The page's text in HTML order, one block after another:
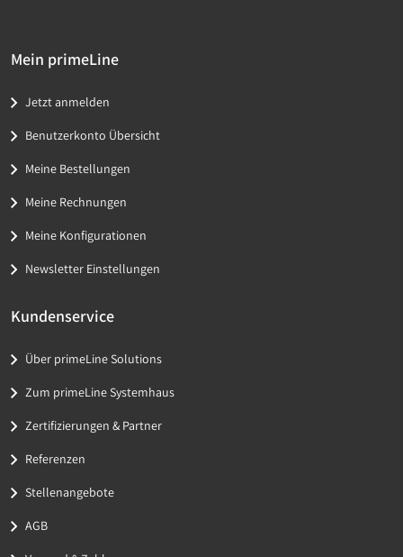
Mein primeLine
Jetzt anmelden
Benutzerkonto Übersicht
Meine Bestellungen
Meine Rechnungen
Meine Konfigurationen
Newsletter Einstellungen
Kundenservice
Über primeLine Solutions
Zum primeLine Systemhaus
Zertifizierungen & Partner
Referenzen
Stellenangebote
AGB